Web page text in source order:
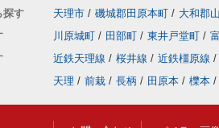
探す 天理市 / 磯城郡田原本町 / 大和郡
川原城町 / 田部町 / 東井戸堂町 /
近鉄天理線 / 桜井線 / 近鉄橿原線 /
天理 / 前栽 / 長柄 / 田原本 / 櫟本 /